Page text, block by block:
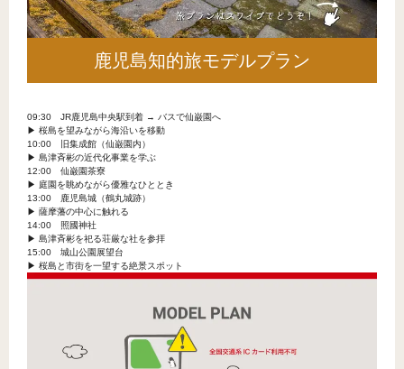
鹿児島知的旅モデルプラン
09:30 JR鹿児島中央駅到着 → バスで仙巌園へ
▶︎ 桜島を望みながら海沿いを移動
10:00 旧集成館（仙巌園内）
▶︎ 島津斉彬の近代化事業を学ぶ
12:00 仙巌園茶寮
▶︎ 庭園を眺めながら優雅なひととき
13:00 鹿児島城（鶴丸城跡）
▶︎ 薩摩藩の中心に触れる
14:00 照國神社
▶︎ 島津斉彬を祀る荘厳な社を参拝
15:00 城山公園展望台
▶︎ 桜島と市街を一望する絶景スポット